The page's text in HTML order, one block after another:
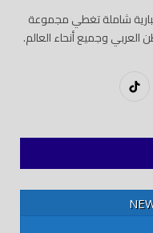
شاملة تغطي مجموعة
وجميع أنحاء العالم.
تيك